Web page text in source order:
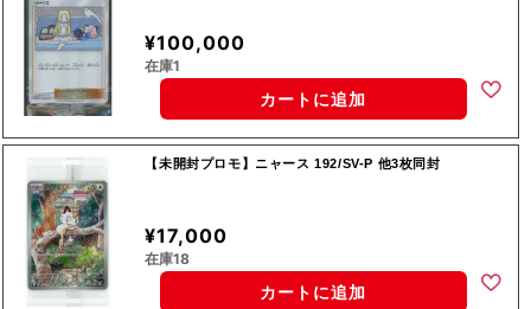
¥100,000
在庫1
カートに追加
【未開封プロモ】ニャース 192/SV-P 他3枚同封
¥17,000
在庫18
カートに追加